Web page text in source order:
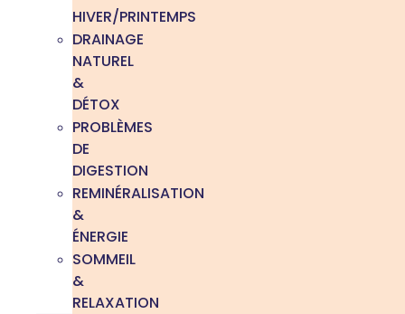
HIVER/PRINTEMPS
DRAINAGE
NATUREL
&
DÉTOX
PROBLÈMES
DE
DIGESTION
REMINÉRALISATION
&
ÉNERGIE
SOMMEIL
&
RELAXATION